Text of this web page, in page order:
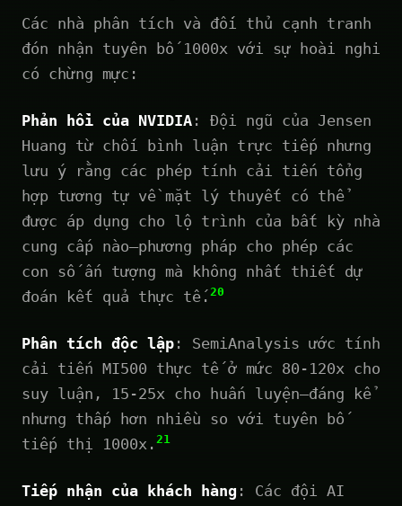
Các nhà phân tích và đối thủ cạnh tranh
đón nhận tuyên bố 1000x với sự hoài nghi
có chừng mực:
Phản hồi của NVIDIA : Đội ngũ của Jensen
Huang từ chối bình luận trực tiếp nhưng
lưu ý rằng các phép tính cải tiến tổng
hợp tương tự về mặt lý thuyết có thể
được áp dụng cho lộ trình của bất kỳ nhà
cung cấp nào—phương pháp cho phép các
con số ấn tượng mà không nhất thiết dự
đoán kết quả thực tế.20
Phân tích độc lập : SemiAnalysis ước tính
cải tiến MI500 thực tế ở mức 80-120x cho
suy luận, 15-25x cho huấn luyện—đáng kể
nhưng thấp hơn nhiều so với tuyên bố
tiếp thị 1000x. 21
Tiếp nhận của khách hàng : Các đội AI